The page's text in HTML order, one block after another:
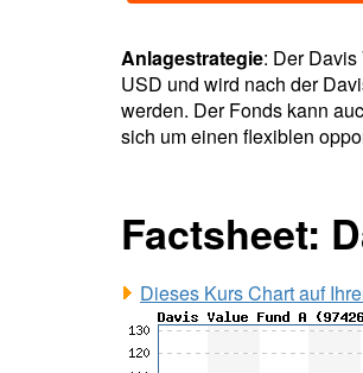
Anlagestrategie: Der
USD und wird nach der
werden. Der Fonds kann
sich um einen flexiblen
Factsheet:
Dieses Kurs Chart auf